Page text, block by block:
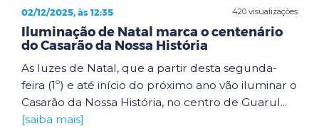
420 visualizações
02/12/2025, às 12:35
Iluminação de Natal marca o centenário
do Casarão da Nossa História
As luzes de Natal, que a partir desta segunda-
feira (1º) e até início do próximo ano vão iluminar o
Casarão da Nossa História, no centro de Guarul...
[saiba mais]